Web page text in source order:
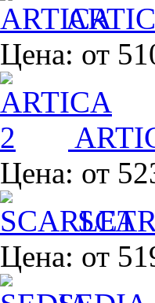
Цена: от
Цена: от
Цена: от